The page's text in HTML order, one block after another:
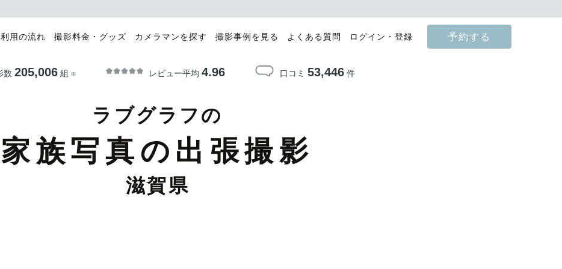
用の流れ 撮影料金・グッズ カメラマンを探す 撮影事例を見る よくある質問 ログイン・登録 予約する
数 205,006組 ※ レビュー平均 4.96 口コミ 53,446件
ラブグラフの
家族写真の出張撮影
滋賀県